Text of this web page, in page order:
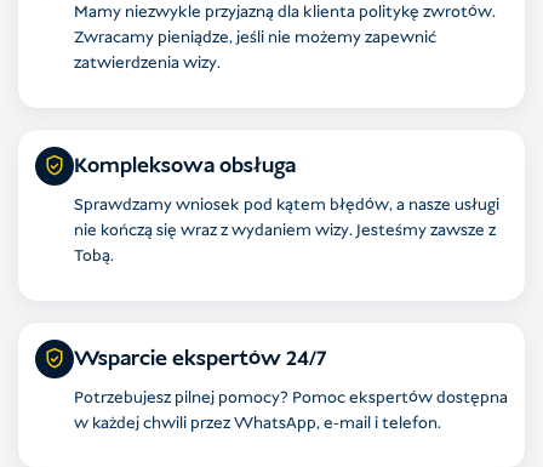
Mamy niezwykle przyjazną dla klienta politykę zwrotów.
Zwracamy pieniądze, jeśli nie możemy zapewnić
zatwierdzenia wizy.
Kompleksowa obsługa
Sprawdzamy wniosek pod kątem błędów, a nasze usługi
nie kończą się wraz z wydaniem wizy. Jesteśmy zawsze z
Tobą.
Wsparcie ekspertów 24/7
Potrzebujesz pilnej pomocy? Pomoc ekspertów dostępna
w każdej chwili przez WhatsApp, e-mail i telefon.